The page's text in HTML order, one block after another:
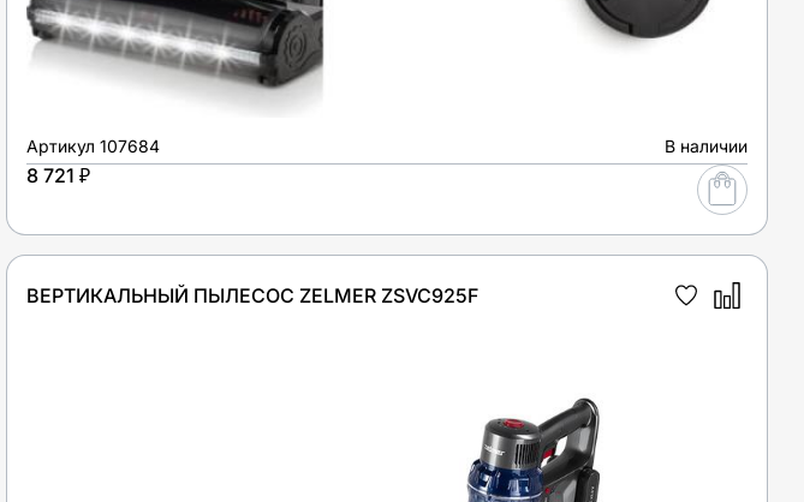
Артикул 107684 В наличии
8 721 ₽
ВЕРТИКАЛЬНЫЙ ПЫЛЕСОС ZELMER ZSVC925F